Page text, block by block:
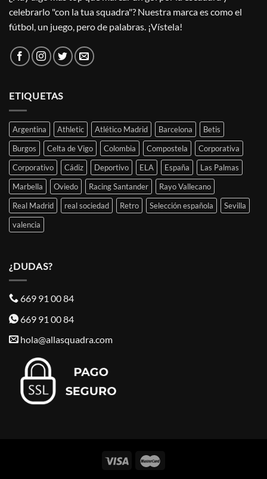
celebrarlo "con la tua squadra"? Nuestra marca es como el
fútbol, un juego, pero de palabras. ¡Vístela!
ETIQUETAS
Argentina Athletic Atlético Madrid Barcelona
Betis
Burgos
Celta de Vigo Colombia Compostela
Corporativa
Corporativo
Cádiz Deportivo ELA España
Las Palmas
Marbella
Oviedo Racing Santander
Rayo Vallecano
Real Madrid
real sociedad Retro Selección española
Sevilla
valencia
¿DUDAS?
669 91 00 84
669 91 00 84
hola@allasquadra.com